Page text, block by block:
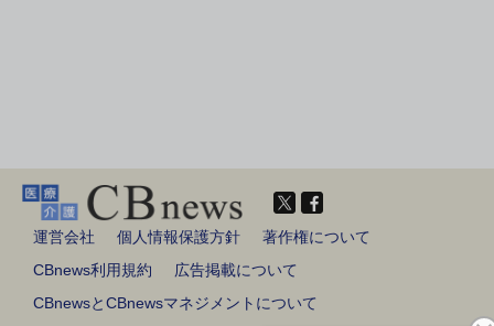
運営会社 個人情報保護方針
著作権について
CBnews利用規約
広告掲載について
CBnewsとCBnewsマネジメントについて